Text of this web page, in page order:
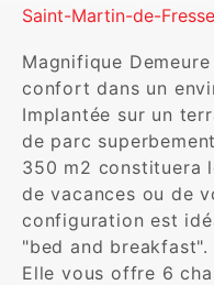
Saint-Martin-de-
Magnifique
confort dans un
Implantée sur un
de parc
350 m2 constituera
de vacances ou de
configuration est
"bed and breakfast".
Elle vous offre 6